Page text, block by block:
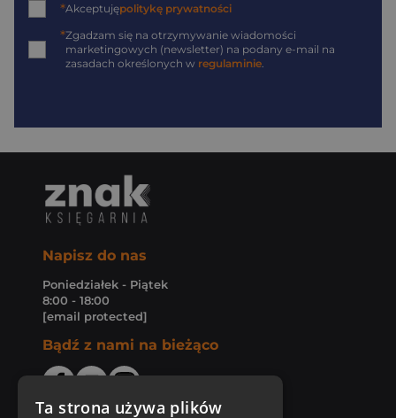
*Akceptujępolitykę prywatności
*Zgadzam się na otrzymywanie wiadomości
marketingowych (newsletter) na podany e-mail na
zasadach określonych w regulaminie.
Napisz do nas
Poniedziałek - Piątek
8:00 - 18:00
[email protected]
Bądź z nami na bieżąco
Ta strona używa plików